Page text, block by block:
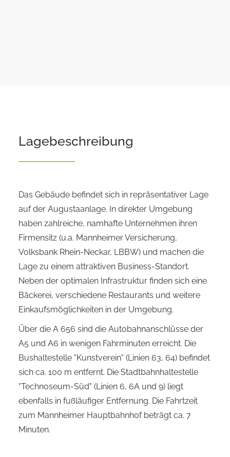
Lagebeschreibung
Das Gebäude befindet sich in repräsentativer Lage
auf der Augustaanlage. In direkter Umgebung
haben zahlreiche, namhafte Unternehmen ihren
Firmensitz (u.a. Mannheimer Versicherung,
Volksbank Rhein-Neckar, LBBW) und machen die
Lage zu einem attraktiven Business-Standort.
Neben der optimalen Infrastruktur finden sich eine
Bäckerei, verschiedene Restaurants und weitere
Einkaufsmöglichkeiten in der Umgebung.
Über die A 656 sind die Autobahnanschlüsse der
A5 und A6 in wenigen Fahrminuten erreicht. Die
Bushaltestelle "Kunstverein" (Linien 63, 64) befindet
sich ca. 100 m entfernt. Die Stadtbahnhaltestelle
"Technoseum-Süd" (Linien 6, 6A und 9) liegt
ebenfalls in fußläufiger Entfernung. Die Fahrtzeit
zum Mannheimer Hauptbahnhof beträgt ca. 7
Minuten.